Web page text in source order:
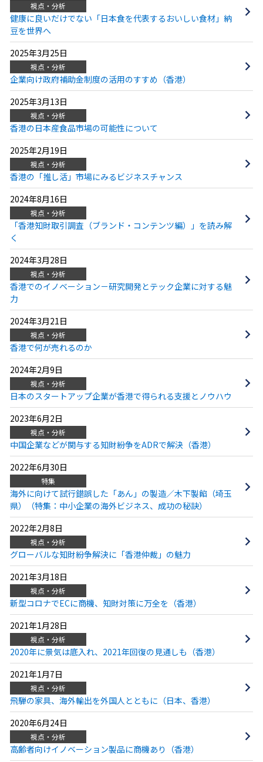
視点・分析
健康に良いだけでない「日本食を代表するおいしい食材」納
豆を世界へ
2025年3月25日
視点・分析
企業向け政府補助金制度の活用のすすめ（香港）
2025年3月13日
視点・分析
香港の日本産食品市場の可能性について
2025年2月19日
視点・分析
香港の「推し活」市場にみるビジネスチャンス
2024年8月16日
視点・分析
「香港知財取引調査（ブランド・コンテンツ編）」を読み解
く
2024年3月28日
視点・分析
香港でのイノベーション－研究開発とテック企業に対する魅
力
2024年3月21日
視点・分析
香港で何が売れるのか
2024年2月9日
視点・分析
日本のスタートアップ企業が香港で得られる支援とノウハウ
2023年6月2日
視点・分析
中国企業などが関与する知財紛争をADRで解決（香港）
2022年6月30日
特集
海外に向けて試行錯誤した「あん」の製造／木下製餡（埼玉
県）（特集：中小企業の海外ビジネス、成功の秘訣）
2022年2月8日
視点・分析
グローバルな知財紛争解決に「香港仲裁」の魅力
2021年3月18日
視点・分析
新型コロナでECに商機、知財対策に万全を（香港）
2021年1月28日
視点・分析
2020年に景気は底入れ、2021年回復の見通しも（香港）
2021年1月7日
視点・分析
飛騨の家具、海外輸出を外国人とともに（日本、香港）
2020年6月24日
視点・分析
高齢者向けイノベーション製品に商機あり（香港）